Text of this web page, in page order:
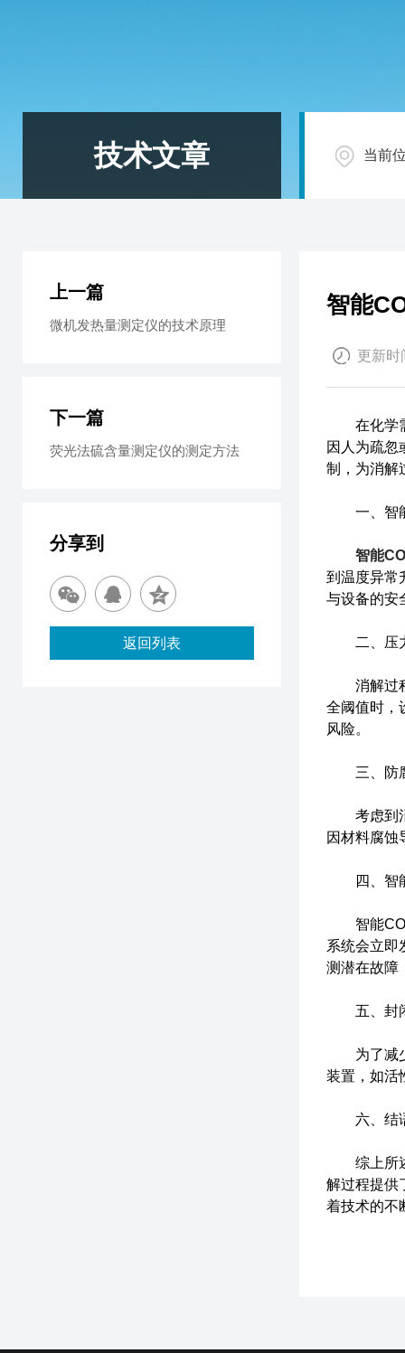
技术文章 当前
智能
更新时
在化学需
因人为疏忽
制，为消解
一、智能
智能
到温度异常
与设备的安
二、压力
消解过程
全阈值时，
风险。
三、防腐
考虑到消
因材料腐蚀
四、智能
智能COD
系统会立即
测潜在故障
五、封闭
为了减少
装置，如活
六、结
综上所述
解过程提供
着技术的不
上一篇
微机发热量测定仪的技术原理
下一篇
荧光法硫含量测定仪的测定方法
分享到
返回列表